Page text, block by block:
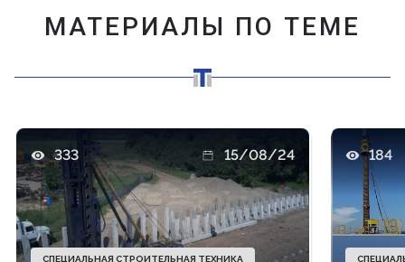
МАТЕРИАЛЫ ПО ТЕМЕ
333 15/08/24
СПЕЦИАЛЬНАЯ СТРОИТЕЛЬНАЯ ТЕХНИКА
184